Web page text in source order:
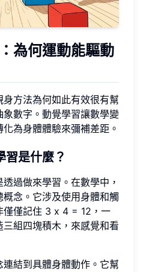
為何運動能驅動
方法為何如此有效很有幫
數字。動覺學習讓數學變
為身體體驗來彌補差距。
習是什麼？
過做來學習。在數學中，
念。它涉及使用身體和觸
僅僅記住 3 x 4 = 12，一
組四塊積木，來感覺和看
結到具體身體動作。它幫